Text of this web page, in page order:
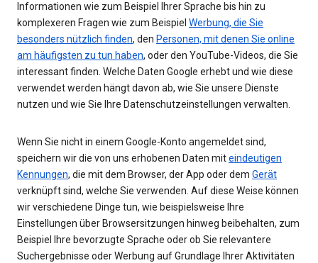
Informationen wie zum Beispiel Ihrer Sprache bis hin zu
komplexeren Fragen wie zum Beispiel Werbung, die Sie
besonders nützlich finden, den Personen, mit denen Sie online
am häufigsten zu tun haben, oder den YouTube-Videos, die Sie
interessant finden. Welche Daten Google erhebt und wie diese
verwendet werden hängt davon ab, wie Sie unsere Dienste
nutzen und wie Sie Ihre Datenschutzeinstellungen verwalten.
Wenn Sie nicht in einem Google-Konto angemeldet sind,
speichern wir die von uns erhobenen Daten miteindeutigen
Kennungen, die mit dem Browser, der App oder dem Gerät
verknüpft sind, welche Sie verwenden. Auf diese Weise können
wir verschiedene Dinge tun, wie beispielsweise Ihre
Einstellungen über Browsersitzungen hinweg beibehalten, zum
Beispiel Ihre bevorzugte Sprache oder ob Sie relevantere
Suchergebnisse oder Werbung auf Grundlage Ihrer Aktivitäten